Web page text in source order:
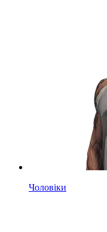
Чоловіки